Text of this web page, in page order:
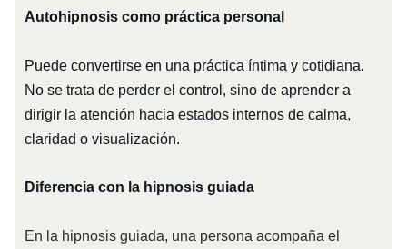
Autohipnosis como práctica personal
Puede convertirse en una práctica íntima y cotidiana.
No se trata de perder el control, sino de aprender a
dirigir la atención hacia estados internos de calma,
claridad o visualización.
Diferencia con la hipnosis guiada
En la hipnosis guiada, una persona acompaña el